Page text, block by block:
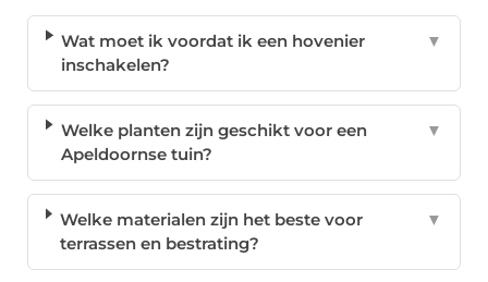
Wat moet ik voordat ik een hovenier
inschakelen?
▼
Welke planten zijn geschikt voor een
Apeldoornse tuin?
▼
Welke materialen zijn het beste voor
terrassen en bestrating?
▼